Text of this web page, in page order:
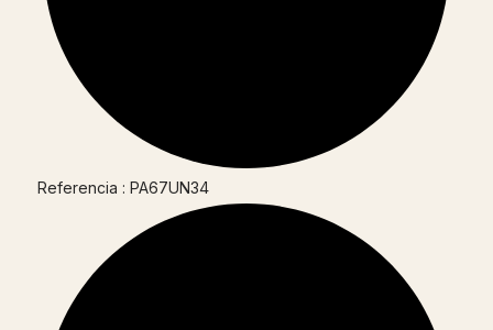
Referencia : PA67UN34